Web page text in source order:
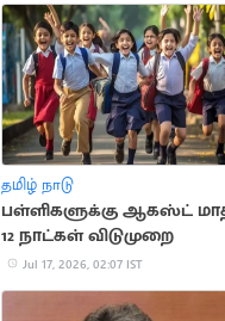
தமிழ் நாடு
பள்ளிகளுக்கு ஆகஸ்ட்
12 நாட்கள் விடுமுறை
Jul 17, 2026, 02:07 IST